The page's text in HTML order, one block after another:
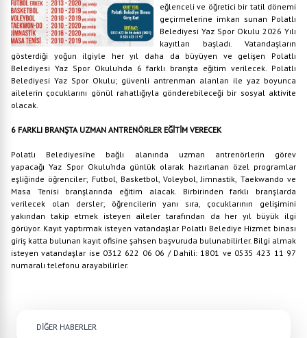
eğlenceli ve öğretici bir tatil dönemi
geçirmelerine imkan sunan Polatlı
Belediyesi Yaz Spor Okulu 2026 Yılı
kayıtları başladı. Vatandaşların
gösterdiği yoğun ilgiyle her yıl daha da büyüyen ve gelişen Polatlı
Belediyesi Yaz Spor Okulu’nda 6 farklı branşta eğitim verilecek. Polatlı
Belediyesi Yaz Spor Okulu; güvenli antrenman alanları ile yaz boyunca
ailelerin çocuklarını gönül rahatlığıyla gönderebileceği bir sosyal aktivite
olacak.
6 FARKLI BRANŞTA UZMAN ANTRENÖRLER EĞİTİM VERECEK
Polatlı Belediyesi’ne bağlı alanında uzman antrenörlerin görev
yapacağı Yaz Spor Okulu’nda günlük olarak hazırlanan özel programlar
eşliğinde öğrenciler; Futbol, Basketbol, Voleybol, Jimnastik, Taekwando ve
Masa Tenisi branşlarında eğitim alacak. Birbirinden farklı branşlarda
verilecek olan dersler; öğrencilerin yanı sıra, çocuklarının gelişimini
yakından takip etmek isteyen aileler tarafından da her yıl büyük ilgi
görüyor. Kayıt yaptırmak isteyen vatandaşlar Polatlı Belediye Hizmet binası
giriş katta bulunan kayıt ofisine şahsen başvuruda bulunabilirler. Bilgi almak
isteyen vatandaşlar ise 0312 622 06 06 / Dahili: 1801 ve 0535 423 11 97
numaralı telefonu arayabilirler.
DİĞER HABERLER